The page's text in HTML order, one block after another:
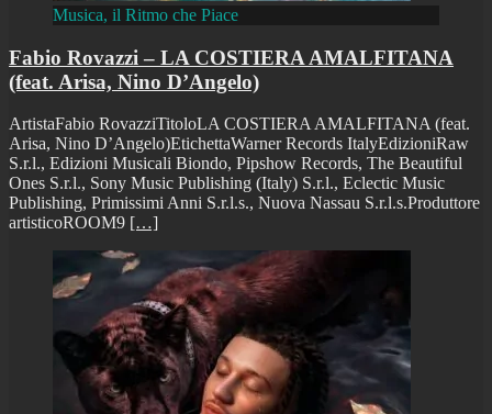
Musica, il Ritmo che Piace
Fabio Rovazzi – LA COSTIERA AMALFITANA
(feat. Arisa, Nino D’Angelo)
ArtistaFabio RovazziTitoloLA COSTIERA AMALFITANA (feat.
Arisa, Nino D’Angelo)EtichettaWarner Records ItalyEdizioniRaw
S.r.l., Edizioni Musicali Biondo, Pipshow Records, The Beautiful
Ones S.r.l., Sony Music Publishing (Italy) S.r.l., Eclectic Music
Publishing, Primissimi Anni S.r.l.s., Nuova Nassau S.r.l.s.Produttore
artisticoROOM9 […]